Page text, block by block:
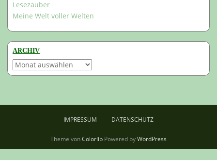
Lesezauber
Meine Welt voller Welten
ARCHIV
Archiv
IMPRESSUM DATENSCHUTZ
Theme vonColorlib Powered byWordPress